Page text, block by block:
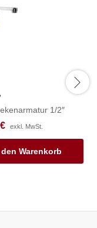
1/2″
€ exkl. MwSt.
Warenkorb